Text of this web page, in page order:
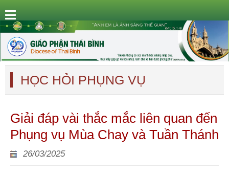
HỌC HỎI PHỤNG VỤ
Giải đáp vài thắc mắc liên quan đến
Phụng vụ Mùa Chay và Tuần Thánh
26/03/2025